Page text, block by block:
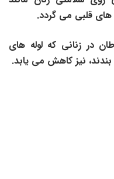
های قلبی می گردد.
در زنانی که لوله های
نیز کاهش می یابد.